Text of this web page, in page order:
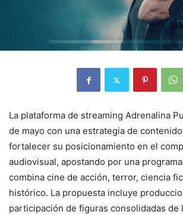
La plataforma de streaming Adrenalina
de mayo con una estrategia de
fortalecer su posicionamiento en el
audiovisual, apostando por una
combina cine de acción, terror, ciencia
histórico. La propuesta incluye
participación de figuras consolidadas de